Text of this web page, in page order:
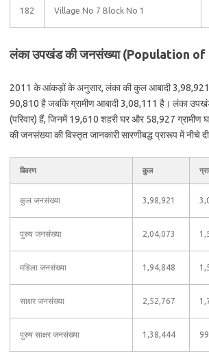
182 Village No 7 Block No 1
लंका उपखंड की जनसंख्या (Population of
2011 के आंकड़ों के अनुसार, लंका की कुल आबादी 3,98,921
90,810 है जबकि ग्रामीण आबादी 3,08,111 है। लंका
(परिवार) हैं, जिनमें 19,610 शहरी घर और 58,927
की जनसंख्या की विस्तृत जानकारी सारणीबद्ध प्रारूप में नीचे
विवरण कुल
कुल जनसंख्या 3,98,921
पुरुष जनसंख्या 2,04,073
महिला जनसंख्या 1,94,848
साक्षर जनसंख्या 2,52,767
पुरुष साक्षर जनसंख्या 1,38,444